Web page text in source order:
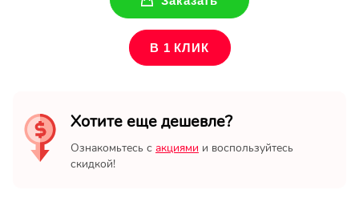
В 1 КЛИК
Хотите еще дешевле?
Ознакомьтесь с акциями и воспользуйтесь
скидкой!